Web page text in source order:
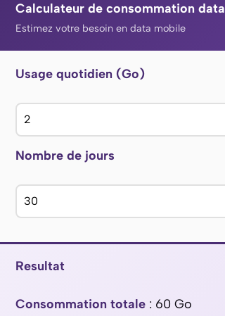
Calculateur de consommation data
Estimez votre besoin en data mobile
Usage quotidien (Go)
Nombre de jours
Resultat
Consommation totale : 60 Go